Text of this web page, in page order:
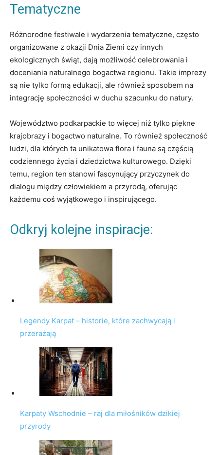
Tematyczne
Różnorodne festiwale i wydarzenia tematyczne, często
organizowane z okazji Dnia Ziemi czy innych
ekologicznych świąt, dają możliwość celebrowania i
doceniania naturalnego bogactwa regionu. Takie imprezy
są nie tylko formą edukacji, ale również sposobem na
integrację społeczności w duchu szacunku do natury.
Województwo podkarpackie to więcej niż tylko piękne
krajobrazy i bogactwo naturalne. To również społeczność
ludzi, dla których ta unikatowa flora i fauna są częścią
codziennego życia i dziedzictwa kulturowego. Dzięki
temu, region ten stanowi fascynujący przyczynek do
dialogu między człowiekiem a przyrodą, oferując
każdemu coś wyjątkowego i inspirującego.
Odkryj kolejne inspiracje:
Legendy Karpat – historie, które zachwycają i
przerażają
Karpaty Wschodnie – raj dla miłośników dzikiej
przyrody